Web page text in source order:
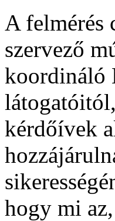
A felmérés
szervező
koordináló
kérdőívek
hogy mi